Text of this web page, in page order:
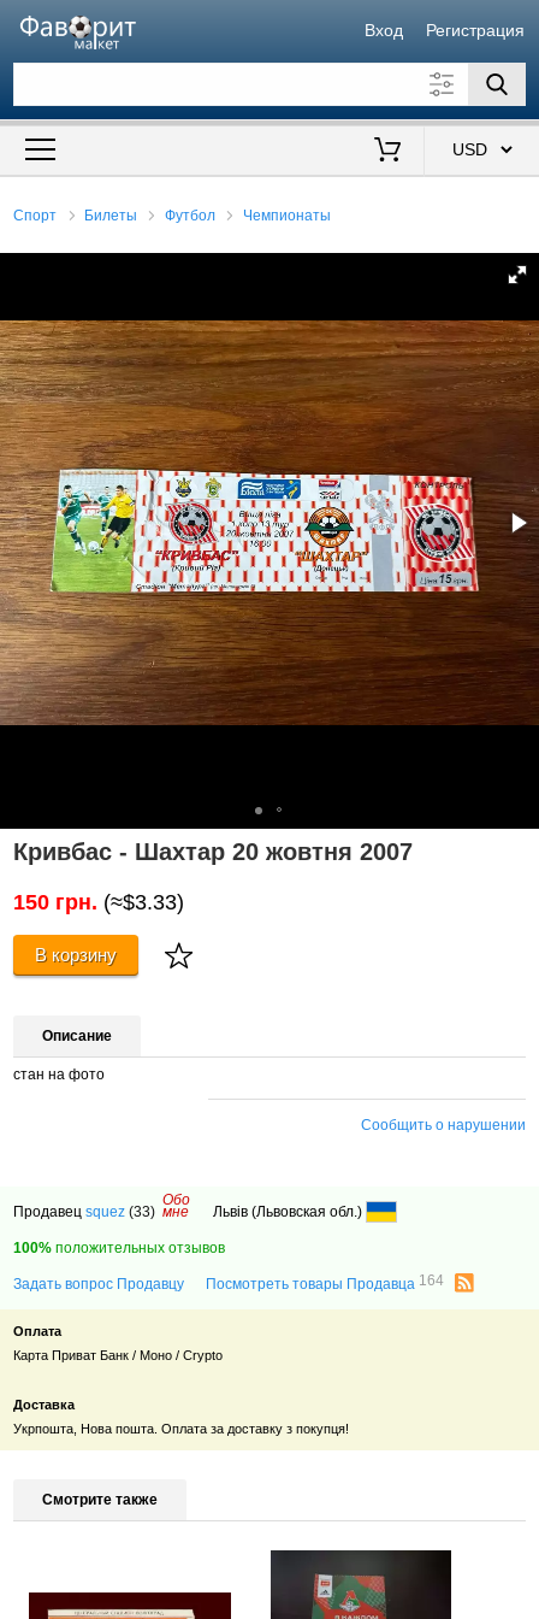
Вход Регистрация
Искать также в описании
Спорт Билеты Футбол Чемпионаты
Кривбас - Шахтар 20 жовтня 2007
150 грн. (≈$3.33)
В корзину
Описание
стан на фото
Сообщить о нарушении
Продавецsquez (33)
Обо
мне Львів (Львовская обл.)
100% положительных отзывов
Задать вопрос Продавцу Посмотреть товары Продавца 164
Оплата
Карта Приват Банк / Моно / Crypto
Доставка
Укрпошта, Нова пошта. Оплата за доставку з покупця!
Смотрите также